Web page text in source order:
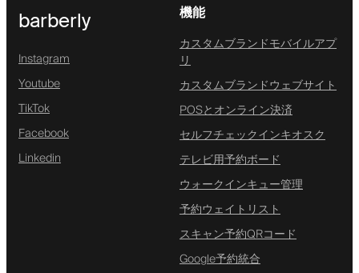
barberly
Instagram
Youtube
TikTok
Facebook
Linkedin
機能
カスタムブランドモバイルアプ
リ
カスタムブランドウェブサイト
POSとオンライン決済
セルフチェックインキオスク
テレビ用予約ボード
ウォークインキュー管理
予約ウェイトリスト
スキャン予約QRコード
Google予約統合